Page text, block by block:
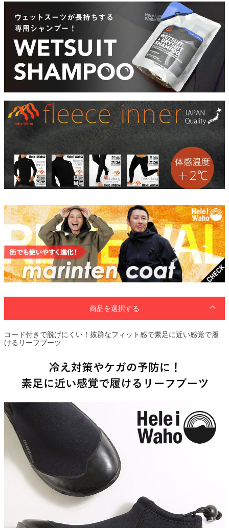
商品を選択する
コード付きで脱げにくい！抜群なフィット感で素足に近い感覚で履
けるリーフブーツ